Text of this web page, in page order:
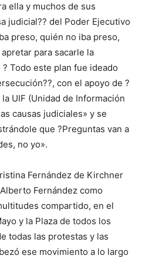
ella y muchos de sus
judicial?? del Poder Ejecutivo
preso, quién no iba preso,
para sacarle la
Todo este plan fue ideado
con el apoyo de ?
UIF (Unidad de Información
causas judiciales» y se
que ?Preguntas van a
no yo».
Fernández de Kirchner
Fernández como
compartido, en el
y la Plaza de todos los
todas las protestas y las
ese movimiento a lo largo